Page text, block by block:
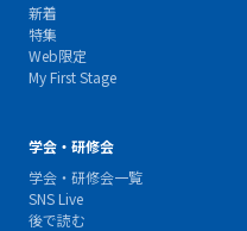
新着
特集
Web限定
My First Stage
学会・研修会
学会・研修会一覧
SNS Live
後で読む